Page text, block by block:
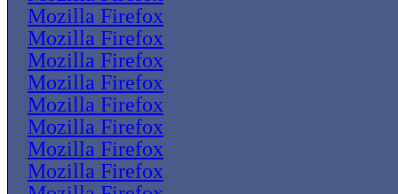
Mozilla Firefox
Mozilla Firefox
Mozilla Firefox
Mozilla Firefox
Mozilla Firefox
Mozilla Firefox
Mozilla Firefox
Mozilla Firefox